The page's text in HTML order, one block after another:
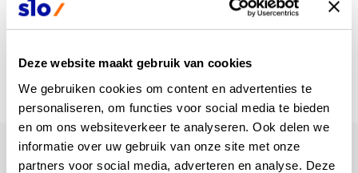
Deze website maakt gebruik van cookies
We gebruiken cookies om content en advertenties te
personaliseren, om functies voor social media te bieden
en om ons websiteverkeer te analyseren. Ook delen we
informatie over uw gebruik van onze site met onze
partners voor social media, adverteren en analyse. Deze